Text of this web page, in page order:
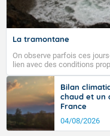
La tramontane
On observe parfois ces
lien avec des conditions
tramontane ? Quelles sont
vent turbulent soufflant de
ouest, dans un secteur qui
l’ouest de l’Hérault.
signifiant au-delà des
d’où provient ce vent.
Bilan
chaud et un
France
04/08/2026